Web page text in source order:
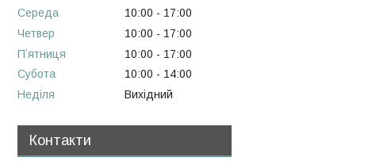
Середа
10:00
17:00
Четвер
10:00
17:00
Пʼятниця
10:00
17:00
Субота
10:00
14:00
Неділя
Вихідний
Контакти